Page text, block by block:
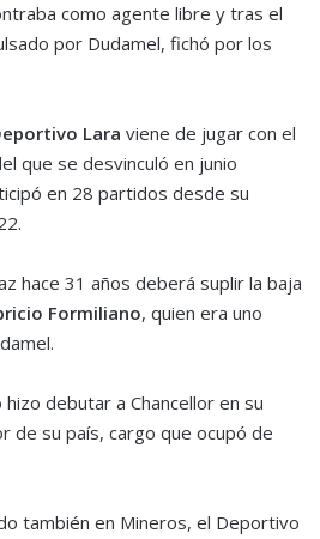
como agente libre y tras el
por Dudamel, fichó por los
Lara viene de jugar con el
que se desvinculó en junio
en 28 partidos desde su
hace 31 años deberá suplir la baja
Formiliano, quien era uno
debutar a Chancellor en su
de su país, cargo que ocupó de
también en Mineros, el Deportivo